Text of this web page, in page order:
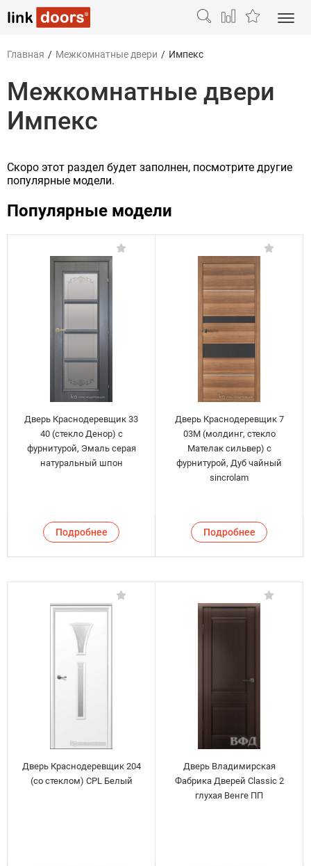
Главная / Межкомнатные двери / Импекс
Межкомнатные двери
Импекс
Скоро этот раздел будет заполнен, посмотрите другие
популярные модели.
Популярные модели
Дверь Краснодеревщик 33
40 (стекло Денор) с
фурнитурой, Эмаль серая
натуральный шпон
Подробнее
Дверь Краснодеревщик 7
03М (молдинг, стекло
Мателак сильвер) с
фурнитурой, Дуб чайный
sincrolam
Подробнее
Дверь Краснодеревщик 204
(со стеклом) CPL Белый
Дверь Владимирская
Фабрика Дверей Classic 2
глухая Венге ПП